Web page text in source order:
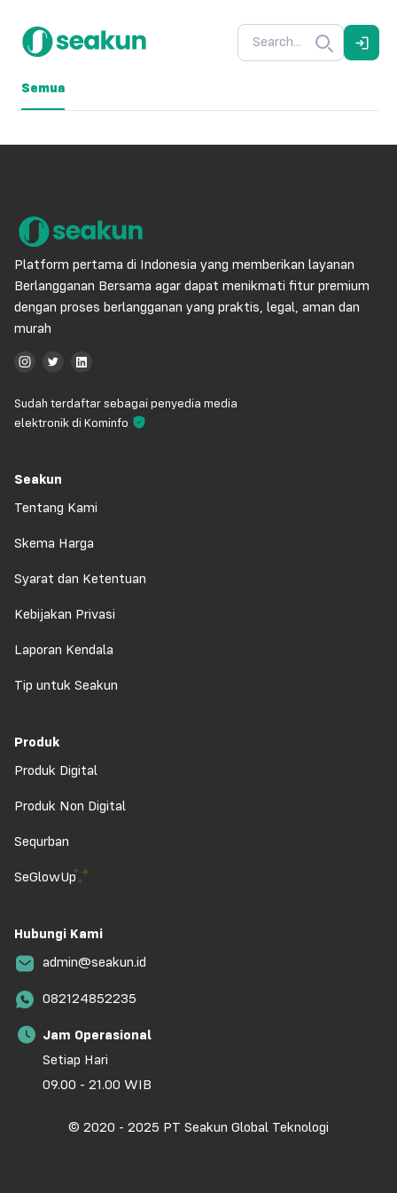
Semua
Platform pertama di Indonesia yang memberikan layanan
Berlangganan Bersama agar dapat menikmati fitur premium
dengan proses berlangganan yang praktis, legal, aman dan
murah
Sudah terdaftar sebagai penyedia media
elektronik di Kominfo
Seakun
Tentang Kami
Skema Harga
Syarat dan Ketentuan
Kebijakan Privasi
Laporan Kendala
Tip untuk Seakun
Produk
Produk Digital
Produk Non Digital
Sequrban
SeGlowUp
Hubungi Kami
admin@seakun.id
082124852235
Jam Operasional
Setiap Hari
09.00 - 21.00 WIB
© 2020 - 2025 PT Seakun Global Teknologi